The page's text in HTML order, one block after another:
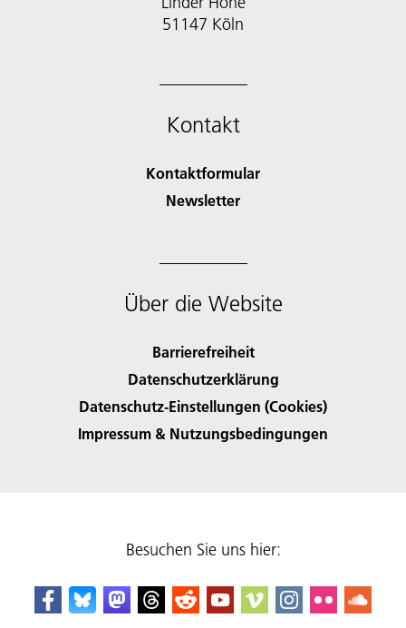
51147 Köln
Kontakt
Kontaktformular
Newsletter
Über die Website
Barrierefreiheit
Datenschutzerklärung
Datenschutz-Einstellungen (Cookies)
Impressum & Nutzungsbedingungen
Besuchen Sie uns hier: